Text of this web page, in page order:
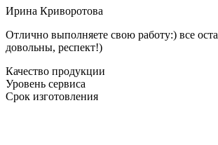
Ирина Криворотова
Отлично выполняете свою работу:) все
довольны, респект!)
Качество продукции
Уровень сервиса
Срок изготовления